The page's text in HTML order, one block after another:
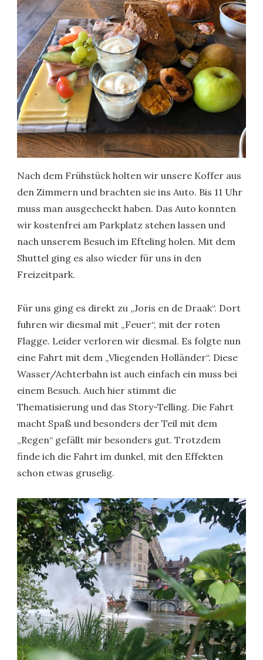
Nach dem Frühstück holten wir unsere Koffer aus
den Zimmern und brachten sie ins Auto. Bis 11 Uhr
muss man ausgecheckt haben. Das Auto konnten
wir kostenfrei am Parkplatz stehen lassen und
nach unserem Besuch im Efteling holen. Mit dem
Shuttel ging es also wieder für uns in den
Freizeitpark.
Für uns ging es direkt zu „Joris en de Draak“. Dort
fuhren wir diesmal mit „Feuer“, mit der roten
Flagge. Leider verloren wir diesmal. Es folgte nun
eine Fahrt mit dem „Vliegenden Holländer“. Diese
Wasser/Achterbahn ist auch einfach ein muss bei
einem Besuch. Auch hier stimmt die
Thematisierung und das Story-Telling. Die Fahrt
macht Spaß und besonders der Teil mit dem
„Regen“ gefällt mir besonders gut. Trotzdem
finde ich die Fahrt im dunkel, mit den Effekten
schon etwas gruselig.